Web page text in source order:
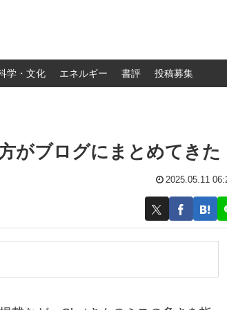
学・文化 エネルギー 書評 投稿募集
がブログにまとめてきた
2025.05.11